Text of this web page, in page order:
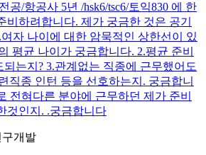
공/항공사 5년 /hsk6/tsc6/토익830 에 한
비하려합니다. 제가 궁금한 것은 공기
자 나이에 대한 암묵적인 상한선이 있
평균 나이가 궁금합니다. 2.평균 준비
되는지? 3.관계없는 직종에 근무했어도
직종 인턴 등을 선호하는지. 궁금합니
전혀다른 분야에 근무하던 제가 준비
것인지. .궁금합니다
구개발